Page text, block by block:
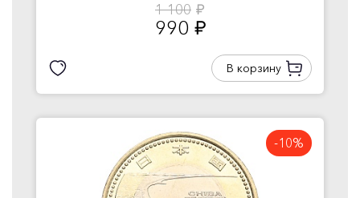
1 100 руб.
990 руб.
В корзину
-10%